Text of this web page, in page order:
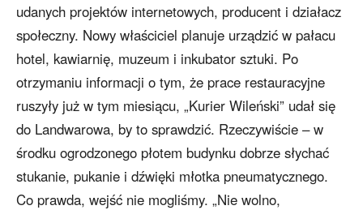
udanych projektów internetowych, producent i działacz
społeczny. Nowy właściciel planuje urządzić w pałacu
hotel, kawiarnię, muzeum i inkubator sztuki. Po
otrzymaniu informacji o tym, że prace restauracyjne
ruszyły już w tym miesiącu, „Kurier Wileński” udał się
do Landwarowa, by to sprawdzić. Rzeczywiście – w
środku ogrodzonego płotem budynku dobrze słychać
stukanie, pukanie i dźwięki młotka pneumatycznego.
Co prawda, wejść nie mogliśmy. „Nie wolno,